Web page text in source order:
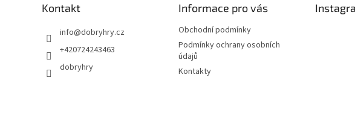
Kontakt
info@dobryhry.cz
+420724243463
dobryhry
Informace pro vás
Obchodní podmínky
Podmínky ochrany osobních
údajů
Kontakty